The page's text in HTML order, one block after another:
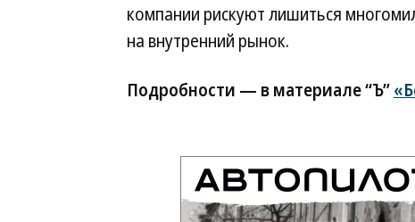
компании рискуют лишиться
на внутренний рынок.
Подробности — в материале “Ъ”